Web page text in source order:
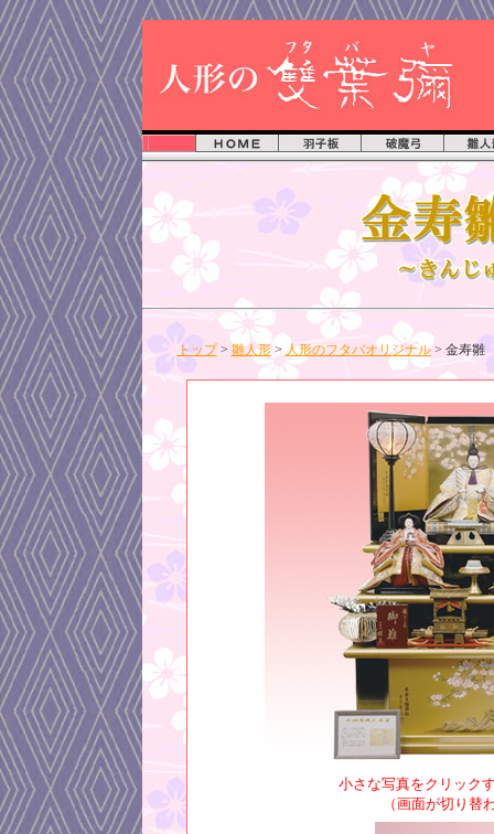
トップ> 雛人形> 人形のフタバオリジナル> 金寿雛
小さな写真をクリック
（画面が切り替